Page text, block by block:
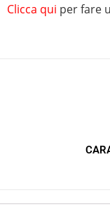
Clicca qui per fare